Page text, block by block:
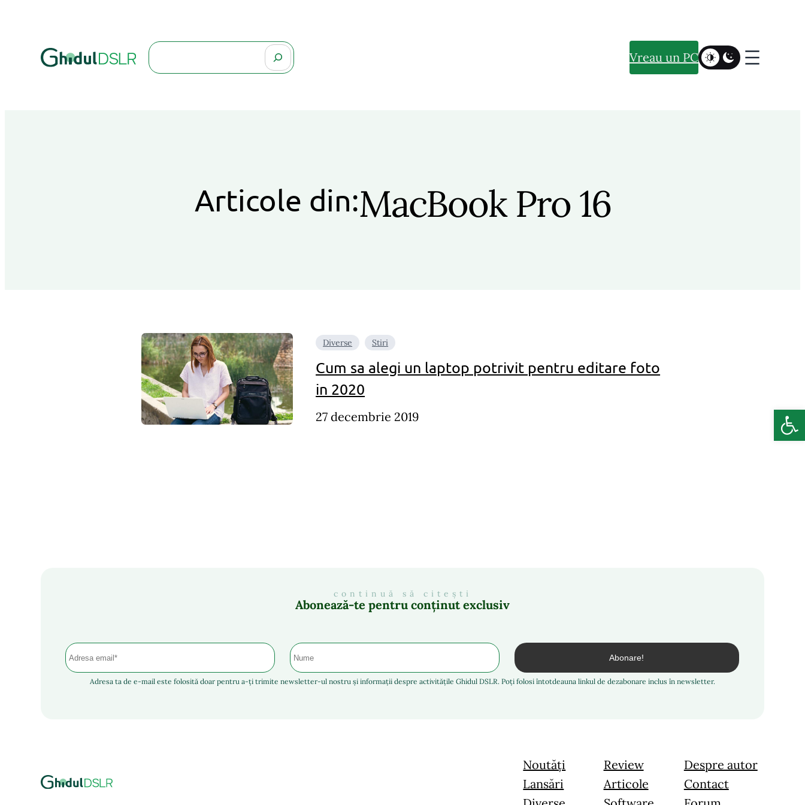
Search Vreau un PC
Articole din:MacBook Pro 16
Diverse Stiri
Cum sa alegi un laptop potrivit pentru editare foto
in 2020
27 decembrie 2019
continuă să citești
Abonează-te pentru conținut exclusiv
Adresa ta de e-mail este folosită doar pentru a-ți trimite newsletter-ul nostru și informații despre activitățile Ghidul DSLR. Poți folosi întotdeauna linkul de dezabonare inclus în newsletter.
Noutăți
Lansări
Review
Articole
Despre autor
Contact